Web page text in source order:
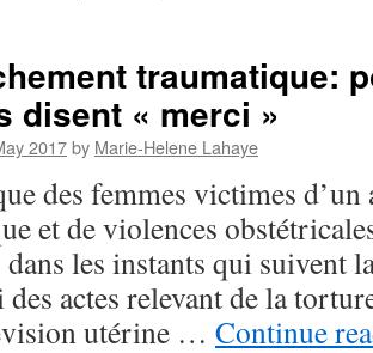
traumatique:
disent « merci »
2017by Marie-Helene Lahaye
des femmes victimes d’un
et de violences
les instants qui suivent
actes relevant de la
utérine … Continue